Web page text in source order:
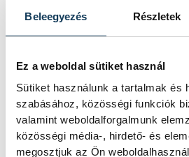
Beleegyezés Részletek
Ez a weboldal sütiket használ
Sütiket használunk a tartalmak és
szabásához, közösségi funkciók
valamint weboldalforgalmunk
közösségi média-, hirdető- és
megosztjuk az Ön
le az értékéből, hiszen így
olyasmiben van része az
felfoghatatlan.